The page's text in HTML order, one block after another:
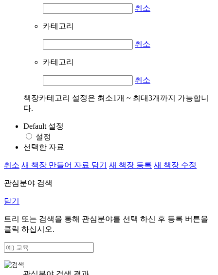
취소
카테고리
취소
카테고리
취소
책장카테고리 설정은 최소1개 ~ 최대3개까지 가능합니
다.
Default 설정
설정
선택한 자료
취소 새 책장 만들어 자료 담기 새 책장 등록 새 책장 수정
관심분야 검색
닫기
트리 또는 검색을 통해 관심분야를 선택 하신 후 등록 버튼을
클릭 하십시오.